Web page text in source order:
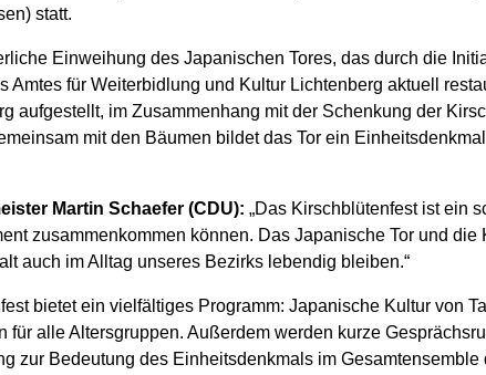
statt.
Einweihung des Japanischen Tores, das durch die
Amtes für Weiterbidlung und Kultur Lichtenberg aktuell
aufgestellt, im Zusammenhang mit der Schenkung der
mit den Bäumen bildet das Tor ein
Martin Schaefer (CDU): „Das Kirschblütenfest ist ein
zusammenkommen können. Das Japanische Tor und
auch im Alltag unseres Bezirks lebendig bleiben.“
bietet ein vielfältiges Programm: Japanische Kultur von
für alle Altersgruppen. Außerdem werden kurze
zur Bedeutung des Einheitsdenkmals im